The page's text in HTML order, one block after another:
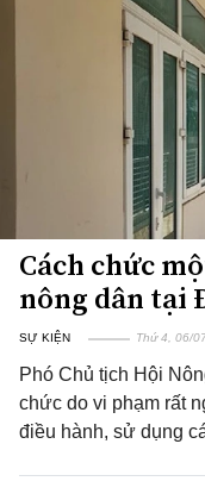
Cách chức
nông dân tại
SỰ KIỆN Thứ 4, 06/
Phó Chủ tịch Hội
chức do vi phạm rất
điều hành, sử dụng